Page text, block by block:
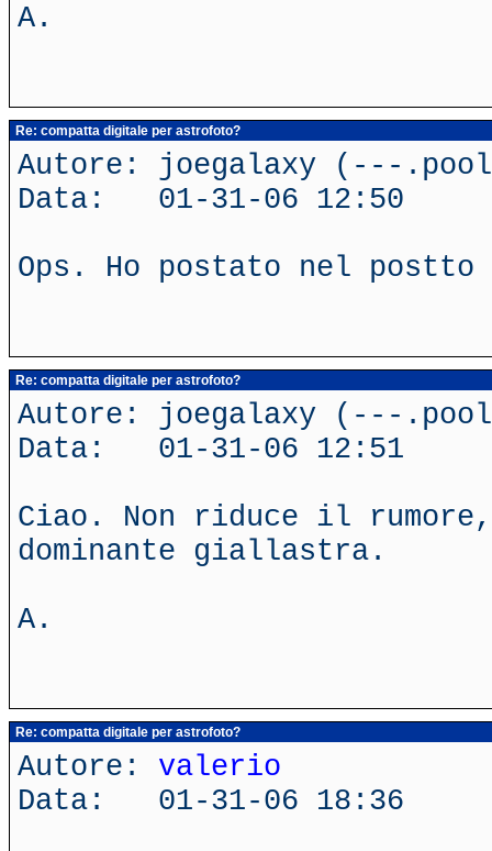
A.
Re: compatta digitale per astrofoto?
Autore: joegalaxy (---
Data: 01-31-06 12:50
Ops. Ho postato nel
Re: compatta digitale per astrofoto?
Autore: joegalaxy (---
Data: 01-31-06 12:51
Ciao. Non riduce il
dominante giallastra.
A.
Re: compatta digitale per astrofoto?
Autore: valerio
Data: 01-31-06 18:36